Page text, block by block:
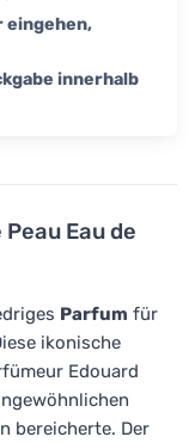
Peau Eau de
Parfum für
ikonische
Edouard
bereicherte. Der
eingehen,
innerhalb